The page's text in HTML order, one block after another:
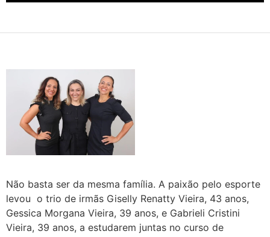
Não basta ser da mesma família. A paixão pelo esporte
levou o trio de irmãs Giselly Renatty Vieira, 43 anos,
Gessica Morgana Vieira, 39 anos, e Gabrieli Cristini
Vieira, 39 anos, a estudarem juntas no curso de